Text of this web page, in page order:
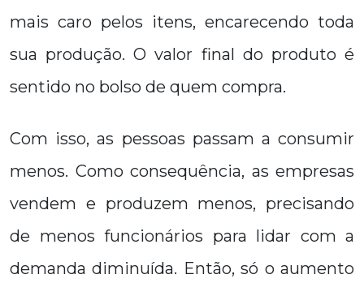
mais caro pelos itens, encarecendo toda
sua produção. O valor final do produto é
sentido no bolso de quem compra.
Com isso, as pessoas passam a consumir
menos. Como consequência, as empresas
vendem e produzem menos, precisando
de menos funcionários para lidar com a
demanda diminuída. Então, só o aumento